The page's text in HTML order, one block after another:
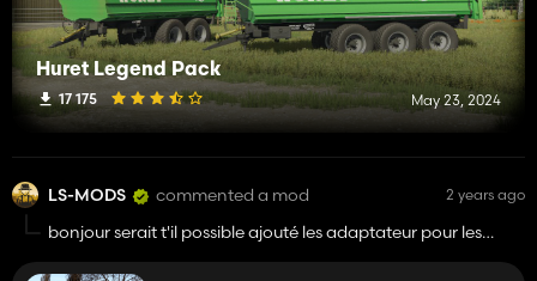
Huret Legend Pack
17 175 May 23, 2024
LS-MODS commented a mod 2 years ago
bonjour serait t'il possible ajouté les adaptateur pour les